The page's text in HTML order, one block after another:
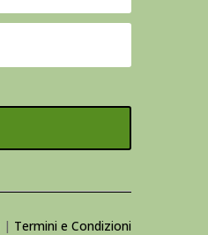
| Termini e Condizioni